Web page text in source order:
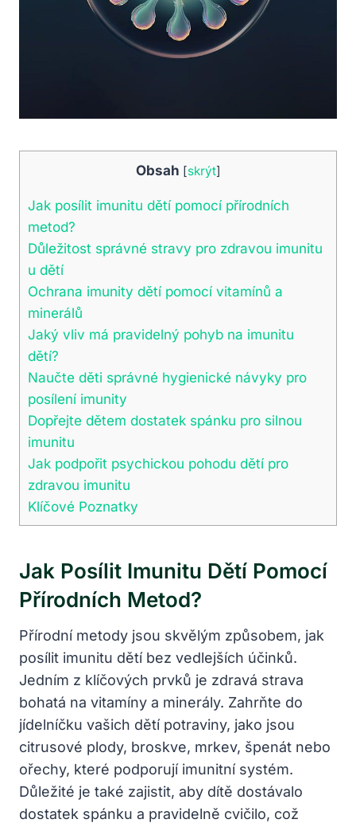
Obsah [skrýt]
Jak posílit imunitu dětí pomocí přírodních
metod?
Důležitost správné stravy pro zdravou imunitu
u dětí
Ochrana imunity dětí pomocí vitamínů a
minerálů
Jaký vliv má pravidelný pohyb na imunitu
dětí?
Naučte děti správné hygienické návyky pro
posílení imunity
Dopřejte dětem dostatek spánku pro silnou
imunitu
Jak podpořit psychickou pohodu dětí pro
zdravou imunitu
Klíčové Poznatky
Jak Posílit Imunitu Dětí Pomocí
Přírodních Metod?
Přírodní metody jsou skvělým způsobem, jak
posílit imunitu dětí bez vedlejších účinků.
Jedním z klíčových prvků je zdravá strava
bohatá na vitamíny a minerály. Zahrňte do
jídelníčku vašich dětí potraviny, jako jsou
citrusové plody, broskve, mrkev, špenát nebo
ořechy, které podporují imunitní systém.
Důležité je také zajistit, aby dítě dostávalo
dostatek spánku a pravidelně cvičilo, což